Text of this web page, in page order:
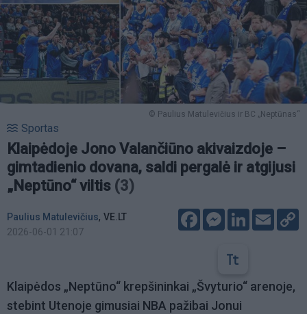
© Paulius Matulevičius ir BC „Neptūnas“
Sportas
Klaipėdoje Jono Valančiūno akivaizdoje –
gimtadienio dovana, saldi pergalė ir atgijusi
„Neptūno“ viltis (3)
Paulius Matulevičius, VE.LT
2026-06-01 21:07
FacebookMessenger
LinkedIn
Email
Klaipėdos „Neptūno“ krepšininkai „Švyturio“ arenoje,
stebint Utenoje gimusiai NBA pažibai Jonui